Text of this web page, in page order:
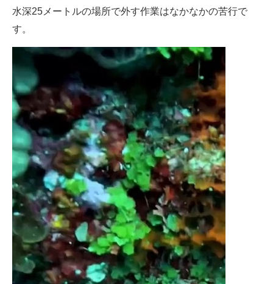
水深25メートルの場所で外す作業はなかなかの苦行で
す。